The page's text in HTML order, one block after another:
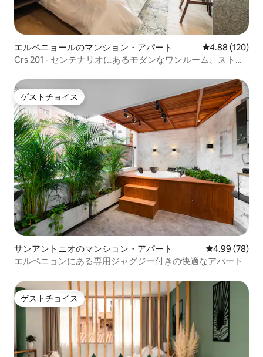
エルペニョールのマンション・アパート レビュー120
4.88 (120)
Crs 201 - センテナリオにあるモダンなワンルーム、ストリ
ゲストチョイス
ゲストチョイス
サンアントニオのマンション・アパート レビュー78
4.99 (78)
エルペニョンにある専用ジャグジー付きの快適なアパート
ゲストチョイス
ゲストチョイス